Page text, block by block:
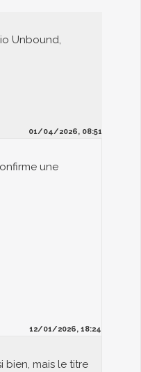
Unbound,
01/04/2026, 08:51
une
12/01/2026, 18:24
bien, mais le titre